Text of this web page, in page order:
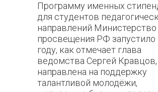
Программу именных
для студентов
направлений Министерство
просвещения РФ запустило
году, как отмечает глава
ведомства Сергей Кравцов,
направлена на поддержку
талантливой молодёжи,